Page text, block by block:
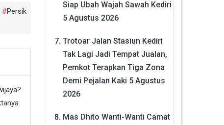
Persik
Siap Ubah Wajah Sawah Kediri
5 Agustus 2026
Trotoar Jalan Stasiun Kediri
Tak Lagi Jadi Tempat Jualan,
Pemkot Terapkan Tiga Zona
Demi Pejalan Kaki 5 Agustus
2026
Mas Dhito Wanti-Wanti Camat